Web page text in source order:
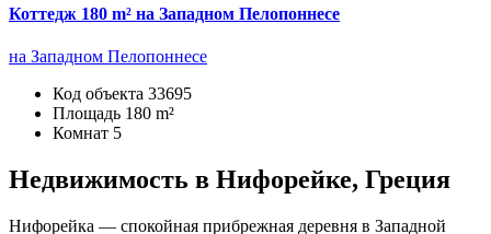
Коттедж 180 m² на Западном Пелопоннесе
на Западном Пелопоннесе
Код объекта 33695
Площадь 180 m²
Комнат 5
Недвижимость в Нифорейке, Греция
Нифорейка — спокойная прибрежная деревня в Западной